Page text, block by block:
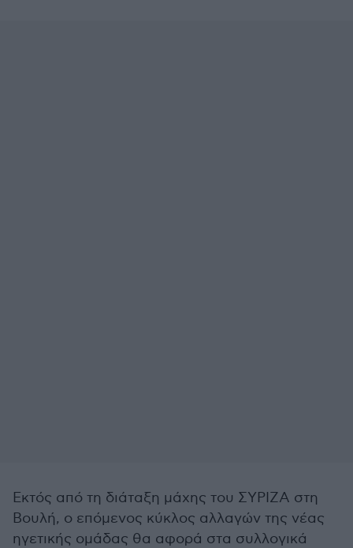
Εκτός από τη διάταξη μάχης του ΣΥΡΙΖΑ στη
Βουλή, ο επόμενος κύκλος αλλαγών της νέας
ηγετικής ομάδας θα αφορά στα συλλογικά